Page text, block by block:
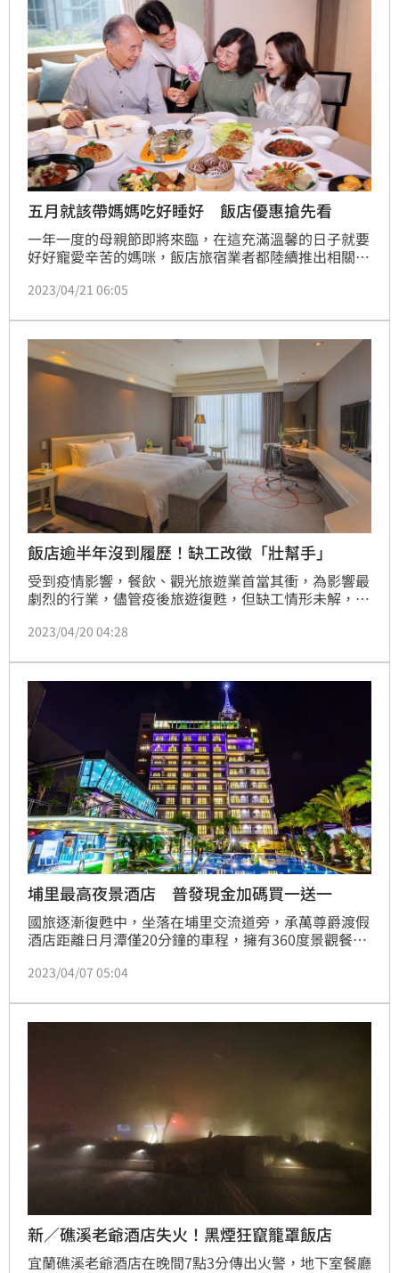
五月就該帶媽媽吃好睡好 飯店優惠搶先看
一年一度的母親節即將來臨，在這充滿溫馨的日子就要
好好寵愛辛苦的媽咪，飯店旅宿業者都陸續推出相關的
2023/04/21 06:05
飯店逾半年沒到履歷！缺工改徵「壯幫手」
受到疫情影響，餐飲、觀光旅遊業首當其衝，為影響最
劇烈的行業，儘管疫後旅遊復甦，但缺工情形未解，不
(20)日宣布另類徵才計畫，不是招募社會新鮮人，而是
年10月到現在，我1張履歷都沒收到…」，如果未來沒
有號召「壯幫手」，台灣服務業可以說是沒有未來。
(記者劉沛妘)
2023/04/20 04:28
埔里最高夜景酒店 普發現金加碼買一送一
國旅逐漸復甦中，坐落在埔里交流道旁，承萬尊爵渡假
酒店距離日月潭僅20分鐘的車程，擁有360度景觀餐
池，打造日夜都美的渡假村風情。主打親子友善飯店，
埔里住宿的最佳選擇。看準國旅商機，深耕台灣在地文
化，承萬尊爵搭配全民普發6000元，推出相關優惠方
2023/04/07 05:04
新／礁溪老爺酒店失火！黑煙狂竄籠罩飯店
宜蘭礁溪老爺酒店在晚間7點3分傳出火警，地下室餐廳